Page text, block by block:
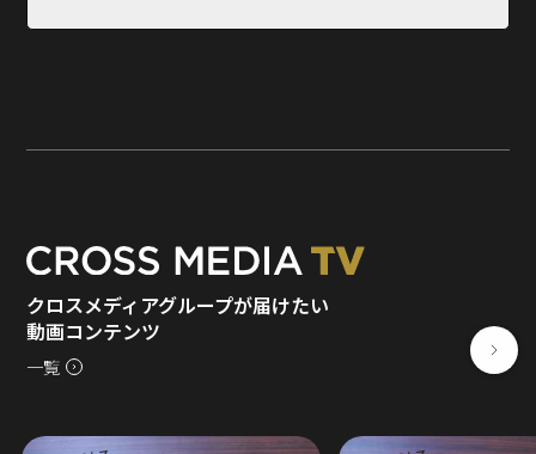
クロスメディアグループが届けたい
動画コンテンツ
一覧